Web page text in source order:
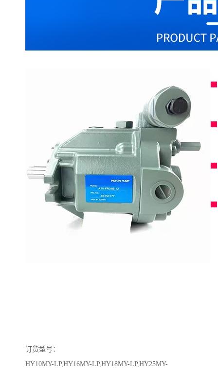
订货型号：
HY10MY-LP,HY16MY-LP,HY18MY-LP,HY25MY-